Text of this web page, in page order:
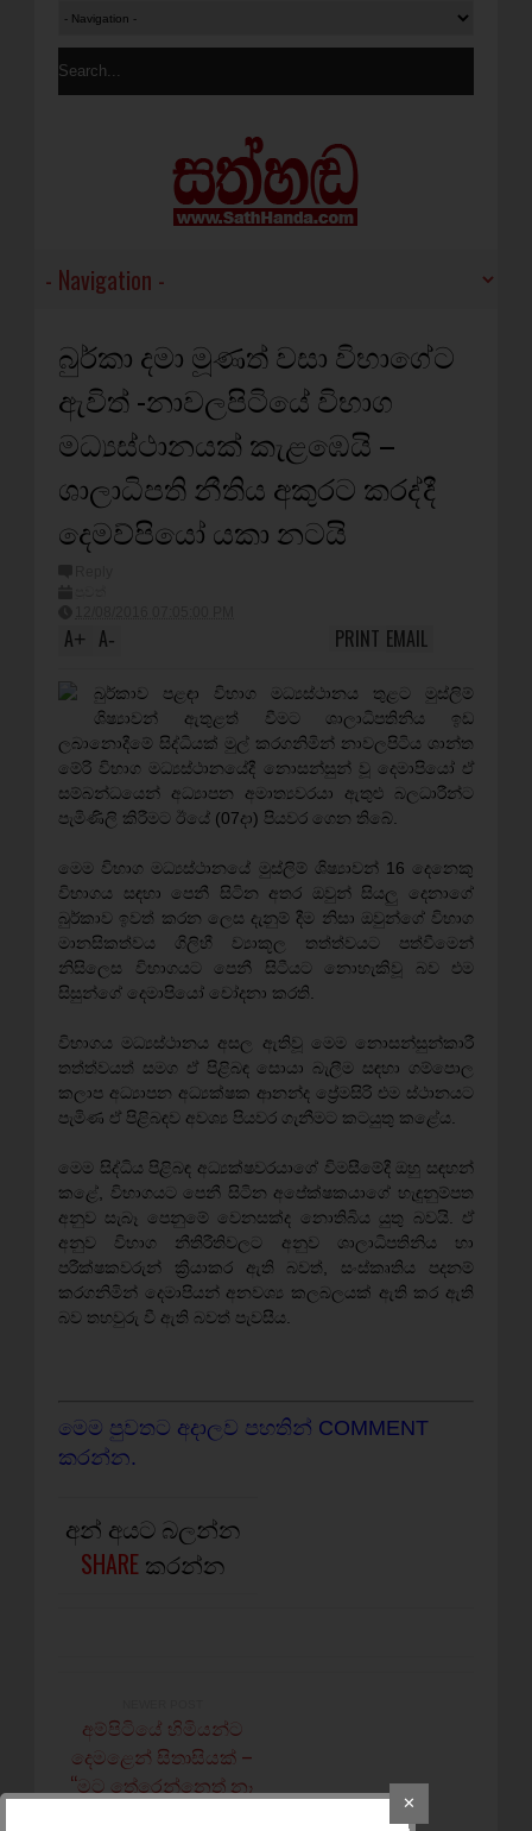
බුර්කා දමා මූණත් වසා විභාගේට
ඇවිත් -නාවලපිටියේ විභාග
මධ්‍යස්ථානයක් කැළඹෙයි –
ශාලාධිපති නීතිය අකුරට කරද්දී
දෙමව්පියෝ යකා නටයි
A+ A- EMAIL
PRINT
බුර්කාව පළඳා විභාග මධ්‍යස්ථානය තුළට මුස්ලිම්
ශිෂ්‍යාවන් ඇතුළත් වීමට ශාලාධිපතිනිය ඉඩ
ලබානොදීමේ සිද්ධියක් මුල් කරගනිමින් නාවලපිටිය ශාන්ත
මේරි විභාග මධ්‍යස්ථානයේදී නොසන්සුන් වූ දෙමාපියෝ ඒ
සම්බන්ධයෙන් අධ්‍යාපන අමාත්‍යවරයා ඇතුළු බලධාරීන්ට
පැමිණිලි කිරීමට ඊයේ (07දා) පියවර ගෙන තිබේ.
මෙම විභාග මධ්‍යස්ථානයේ මුස්ලිම් ශිෂ්‍යාවන් 16 දෙනෙකු
විභාගය සඳහා පෙනී සිටින අතර ඔවුන් සියලු දෙනාගේ
බුර්කාව ඉවත් කරන ලෙස දැනුම් දීම නිසා ඔවුන්ගේ විභාග
මානසිකත්වය ගිලිහී ව්‍යාකූල තත්ත්වයට පත්වීමෙන්
නිසිලෙස විභාගයට පෙනී සිටීයට නොහැකිවූ බව එම
සිසුන්ගේ දෙමාපියෝ චෝදනා කරති.
විභාගය මධ්‍යස්ථානය අසල ඇතිවූ මෙම නොසන්සුන්කාරී
තත්ත්වයත් සමග ඒ පිළිබඳ සොයා බැලීම සඳහා ගම්පොල
කලාප අධ්‍යාපන අධ්‍යක්ෂක ආනන්ද ප්‍රේමසිරි එම ස්ථානයට
පැමිණ ඒ පිළිබඳව අවශ්‍ය පියවර ගැනීමට කටයුතු කළේය.
මෙම සිද්ධිය පිළිබඳ අධ්‍යක්ෂවරයාගේ විමසීමේදී ඔහු සඳහන්
කළේ, විභාගයට පෙනී සිටින අපේක්ෂකයාගේ හැඳුනුම්පත
අනුව සැබෑ පෙනුමේ වෙනසක්ද නොතිබිය යුතු බවයි. ඒ
අනුව විභාග නීතිරීතිවලට අනුව ශාලාධිපතිනිය හා
පරීක්ෂකවරුන් ක්‍රියාකර ඇති බවත්, සංස්කෘතිය පදනම්
කරගනිමින් දෙමාපියන් අනවශ්‍ය කලබලයක් ඇති කර ඇති
බව තහවුරු වී ඇති බවත් පැවසීය.
මෙම පුවතට අදාලව පහතින් COMMENT
කරන්න.
අන් අයට බලන්න
SHARE කරන්න
අම්පිටියේ හිමියන්ට
දෙමළෙන් සිතාසියක් –
‘‘මට තේරෙන්නෙත් නෑ
✕